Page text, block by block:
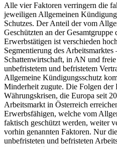
Alle vier Faktoren verringern die
jeweiligen Allgemeinen
Schutzes. Der Anteil der vom
Geschützten an der
Erwerbstätigen ist verschieden
Segmentierung des
Schattenwirtschaft, in AN und freie
unbefristetem und befristetem
Allgemeine Kündigungsschutz
Minderheit zugute. Die Folgen der
Währungskrisen, die Europa seit
Arbeitsmarkt in Österreich
Erwerbsfähigen, welche vom
faktisch geschützt werden, weiter
vorhin genannten Faktoren. Nur
unbefristeten und befristeten